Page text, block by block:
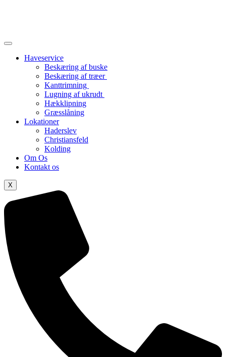
Haveservice
Beskæring af buske
Beskæring af træer
Kanttrimning
Lugning af ukrudt
Hækklipning
Græsslåning
Lokationer
Haderslev
Christiansfeld
Kolding
Om Os
Kontakt os
X